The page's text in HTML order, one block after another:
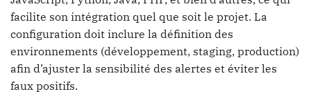
facilite son intégration quel que soit le projet. La
configuration doit inclure la définition des
environnements (développement, staging, production)
afin d’ajuster la sensibilité des alertes et éviter les
faux positifs.